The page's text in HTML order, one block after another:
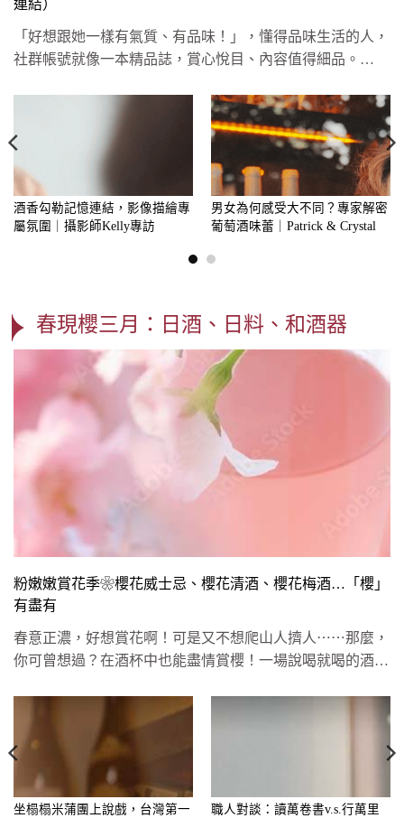
連結）
「好想跟她一樣有氣質、有品味！」，懂得品味生活的人，
社群帳號就像一本精品誌，賞心悅目、內容值得細品。
酒香勾勒記憶連結，影像描繪專
屬氛圍｜攝影師Kelly專訪
男女為何感受大不同？專家解密
葡萄酒味蕾｜Patrick & Crystal
春現櫻三月：日酒、日料、和酒器
粉嫩嫩賞花季❀櫻花威士忌、櫻花清酒、櫻花梅酒…「櫻」
有盡有
春意正濃，好想賞花啊！可是又不想爬山人擠人⋯⋯那麼，
你可曾想過？在酒杯中也能盡情賞櫻！一場說喝就喝的酒水
坐榻榻米蒲團上說戲，台灣第一
職人對談：讀萬卷書v.s.行萬里